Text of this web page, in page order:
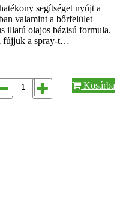
segítséget nyújt a
valamint a bőrfelület
illatú olajos bázisú formula.
fújjuk a spray-t…
Kosárba